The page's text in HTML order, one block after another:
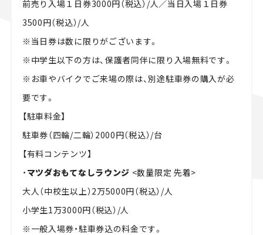
前売り入場１日券3000円（税込）/人／当日入場１日券
3500円（税込）/人
※当日券は数に限りがございます。
※中学生以下の方は、保護者同伴に限り入場無料です。
※お車やバイクでご来場の際は、別途駐車券の購入が必
要です。
【駐車料金】
駐車券（四輪/二輪）2000円（税込）/台
【有料コンテンツ】
・ マツダおもてなしラウンジ <数量限定 先着>
大人（中校生以上）2万5000円（税込）/人
小学生1万3000円（税込）/人
※一般入場券・駐車券込の料金です。